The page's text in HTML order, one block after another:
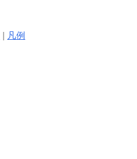
| 凡例